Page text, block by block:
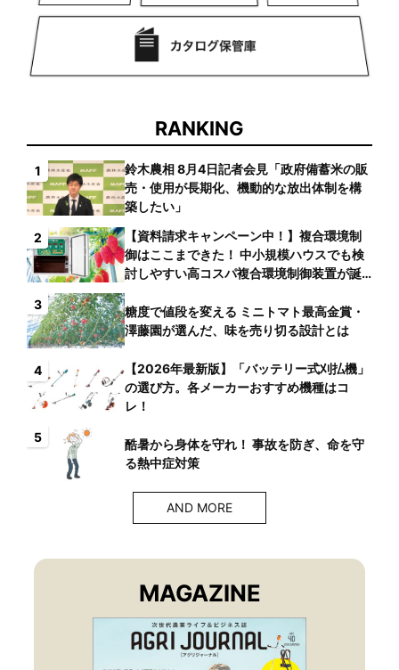
RANKING
1
鈴木農相 8月4日記者会見「政府備蓄米の販
売・使用が長期化、機動的な放出体制を構
築したい」
2
【資料請求キャンペーン中！】複合環境制
御はここまできた！ 中小規模ハウスでも検
討しやすい高コスパ複合環境制御装置が誕
3
糖度で値段を変える ミニトマト最高金賞・
澤藤園が選んだ、味を売り切る設計とは
4
【2026年最新版】「バッテリー式刈払機」
の選び方。各メーカーおすすめ機種はコ
レ！
5
酷暑から身体を守れ！ 事故を防ぎ、命を守
る熱中症対策
AND MORE
MAGAZINE